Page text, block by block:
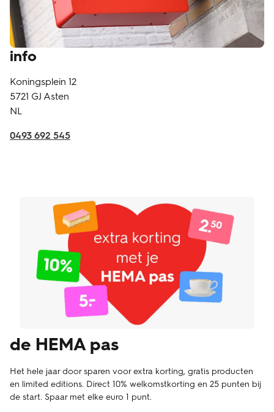
info
Koningsplein 12
5721 GJ Asten
NL
0493 692 545
de HEMA pas
Het hele jaar door sparen voor extra korting, gratis producten
en limited editions. Direct 10% welkomstkorting en 25 punten bij
de start. Spaar met elke euro 1 punt.